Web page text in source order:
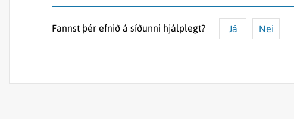
Fannst þér efnið á síðunni hjálplegt? Já Nei